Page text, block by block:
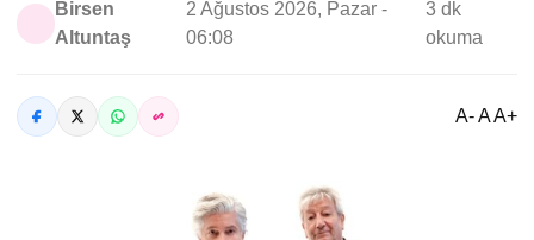
Birsen
Altuntaş
2 Ağustos 2026, Pazar -
06:08
3 dk
okuma
A- A A+